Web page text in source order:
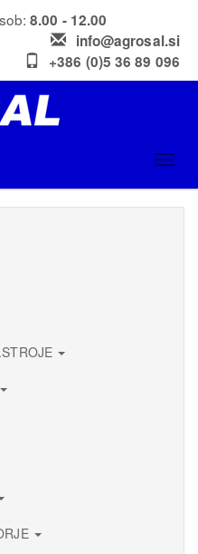
sob:8.00 - 12.00
info@agrosal.si
+386 (0)5 36 89 096